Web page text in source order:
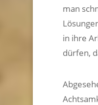
man
in ihre
dürfen,